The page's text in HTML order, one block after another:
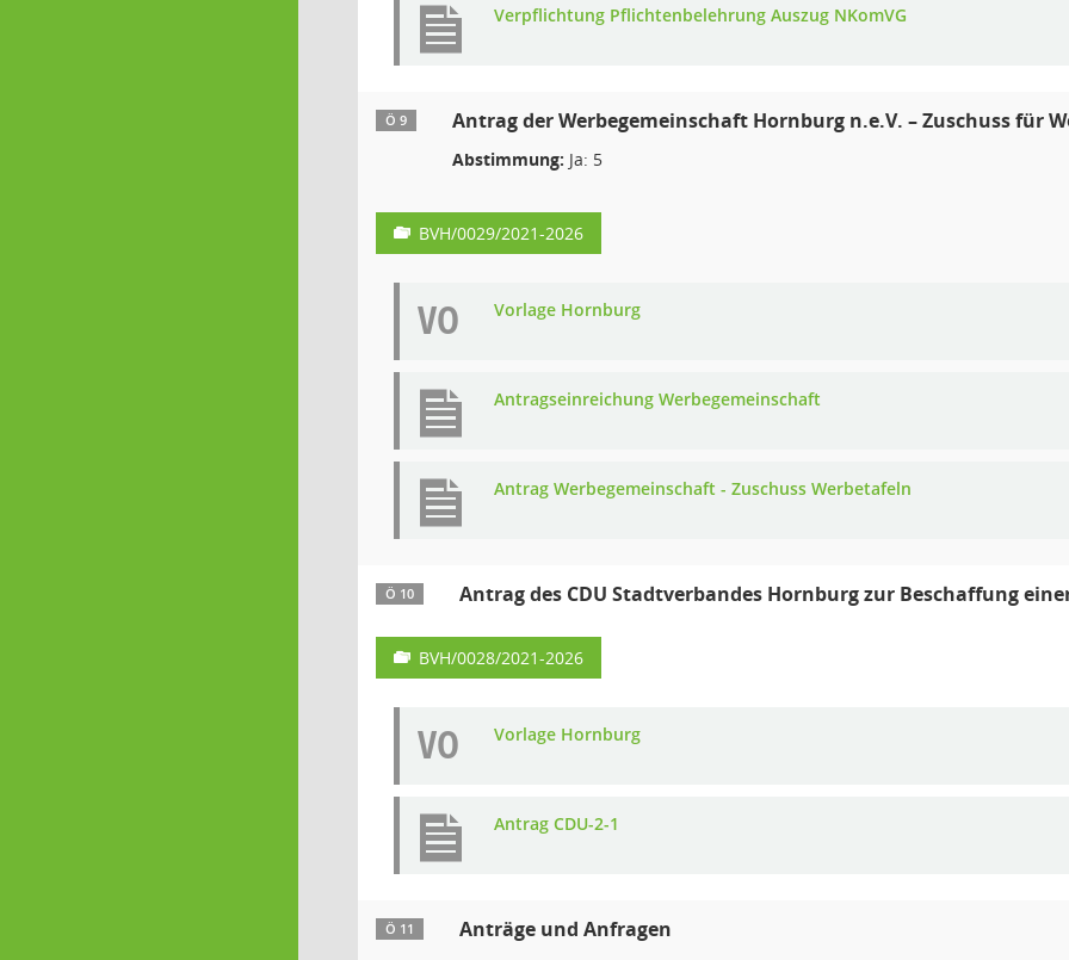
Verpflichtung Pflichtenbelehrung Auszug NKomVG
Ö 9 Antrag der Werbegemeinschaft Hornburg n.e.V. – Zuschuss für
Abstimmung: Ja: 5
BVH/0029/2021-2026
VO Vorlage Hornburg
Antragseinreichung Werbegemeinschaft
Antrag Werbegemeinschaft - Zuschuss Werbetafeln
Ö 10 Antrag des CDU Stadtverbandes Hornburg zur Beschaffung
BVH/0028/2021-2026
VO Vorlage Hornburg
Antrag CDU-2-1
Ö 11 Anträge und Anfragen